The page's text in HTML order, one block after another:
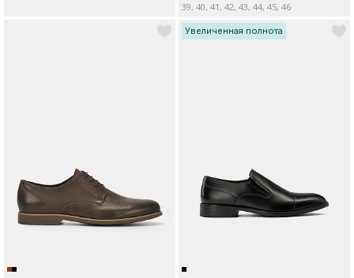
39, 40, 41, 42, 43, 44, 45, 46
Увеличенная полнота